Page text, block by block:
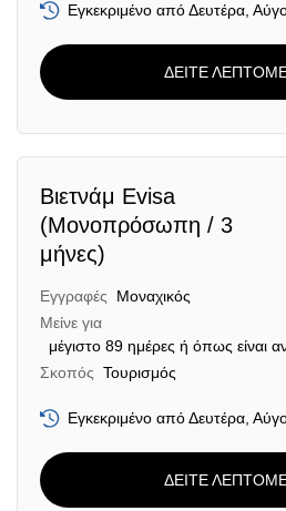
Εγκεκριμένο από Δευτέρα,
ΔΕΙΤΕ
Βιετνάμ Evisa
(Μονοπρόσωπη / 3
μήνες)
Εγγραφές
Μοναχικός
Μείνε για
μέγιστο 89 ημέρες ή όπως είναι
Σκοπός Τουρισμός
Εγκεκριμένο από Δευτέρα,
ΔΕΙΤΕ